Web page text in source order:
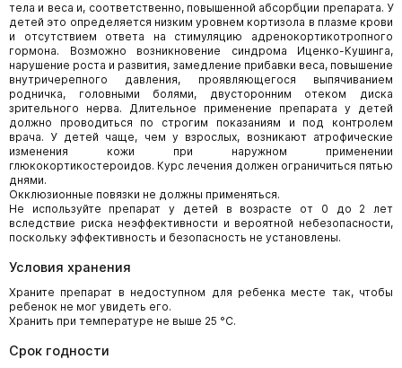
тела и веса и, соответственно, повышенной абсорбции препарата. У
детей это определяется низким уровнем кортизола в плазме крови
и отсутствием ответа на стимуляцию адренокортикотропного
гормона. Возможно возникновение синдрома Иценко-Кушинга,
нарушение роста и развития, замедление прибавки веса, повышение
внутричерепного давления, проявляющегося выпячиванием
родничка, головными болями, двусторонним отеком диска
зрительного нерва. Длительное применение препарата у детей
должно проводиться по строгим показаниям и под контролем
врача. У детей чаще, чем у взрослых, возникают атрофические
изменения кожи при наружном применении
глюкокортикостероидов. Курс лечения должен ограничиться пятью
днями.
Окклюзионные повязки не должны применяться.
Не используйте препарат у детей в возрасте от 0 до 2 лет
вследствие риска неэффективности и вероятной небезопасности,
поскольку эффективность и безопасность не установлены.
Условия хранения
Храните препарат в недоступном для ребенка месте так, чтобы
ребенок не мог увидеть его.
Хранить при температуре не выше 25 °С.
Срок годности